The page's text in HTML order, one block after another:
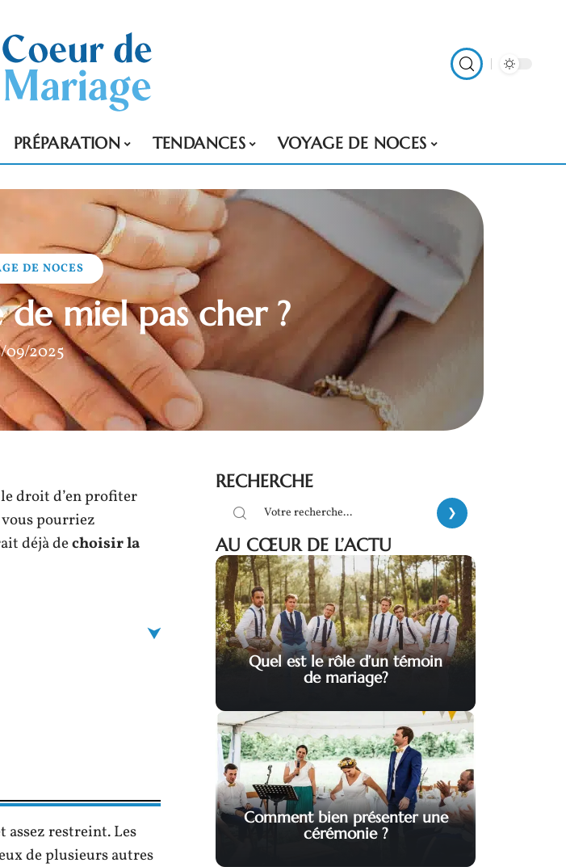
PRÉPARATION TENDANCES VOYAGE DE NOCES
DE NOCES
miel pas cher ?
09/2025
droit d’en profiter
pourriez
déjà dechoisir la
assez restreint. Les
de plusieurs autres
RECHERCHE
AU CŒUR DE L’ACTU
Quel est le rôle d’un témoin
de mariage?
Comment bien présenter une
cérémonie ?